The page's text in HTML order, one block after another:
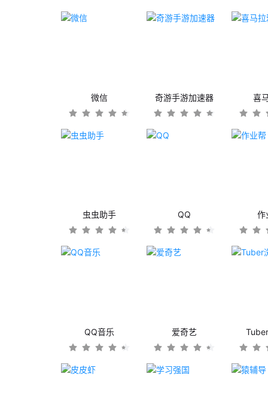
微信 奇游手游加速器 喜
虫虫助手 QQ 作
QQ音乐 爱奇艺